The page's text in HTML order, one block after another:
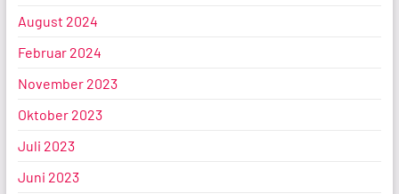
August 2024
Februar 2024
November 2023
Oktober 2023
Juli 2023
Juni 2023